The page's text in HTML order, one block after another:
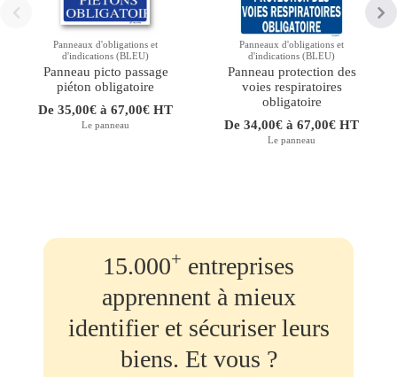
Panneaux d'obligations et
d'indications (BLEU)
Panneau picto passage
piéton obligatoire
De 35,00€ à 67,00€ HT
Le panneau
Panneaux d'obligations et
d'indications (BLEU)
Panneau protection des
voies respiratoires
obligatoire
De 34,00€ à 67,00€ HT
Le panneau
15.000+ entreprises
apprennent à mieux
identifier et sécuriser leurs
biens. Et vous ?